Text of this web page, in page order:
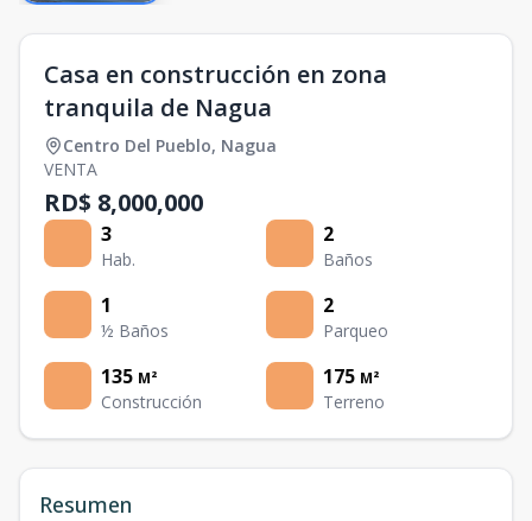
Casa en construcción en zona
tranquila de Nagua
Centro Del Pueblo, Nagua
VENTA
RD$ 8,000,000
3
Hab.
2
Baños
1
½ Baños
2
Parqueo
135 M²
Construcción
175 M²
Terreno
Resumen